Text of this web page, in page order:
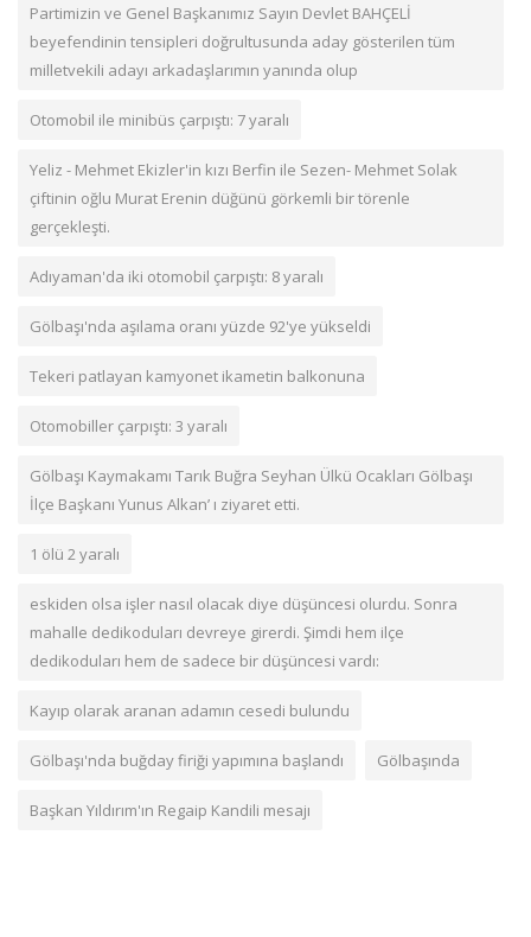
Partimizin ve Genel Başkanımız Sayın Devlet BAHÇELİ
beyefendinin tensipleri doğrultusunda aday gösterilen tüm
milletvekili adayı arkadaşlarımın yanında olup
Otomobil ile minibüs çarpıştı: 7 yaralı
Yeliz - Mehmet Ekizler'in kızı Berfin ile Sezen- Mehmet Solak
çiftinin oğlu Murat Erenin düğünü görkemli bir törenle
gerçekleşti.
Adıyaman'da iki otomobil çarpıştı: 8 yaralı
Gölbaşı'nda aşılama oranı yüzde 92'ye yükseldi
Tekeri patlayan kamyonet ikametin balkonuna
Otomobiller çarpıştı: 3 yaralı
‎Gölbaşı Kaymakamı Tarık Buğra Seyhan Ülkü Ocakları Gölbaşı
İlçe Başkanı Yunus Alkan’ ı ziyaret etti. ‎
1 ölü 2 yaralı
eskiden olsa işler nasıl olacak diye düşüncesi olurdu. Sonra
mahalle dedikoduları devreye girerdi. Şimdi hem ilçe
dedikoduları hem de sadece bir düşüncesi vardı:
Kayıp olarak aranan adamın cesedi bulundu
Gölbaşı'nda buğday firiği yapımına başlandı Gölbaşında
Başkan Yıldırım'ın Regaip Kandili mesajı